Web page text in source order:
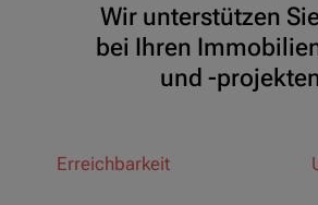
Wir unterstützen
bei Ihren
und -
Erreichbarkeit